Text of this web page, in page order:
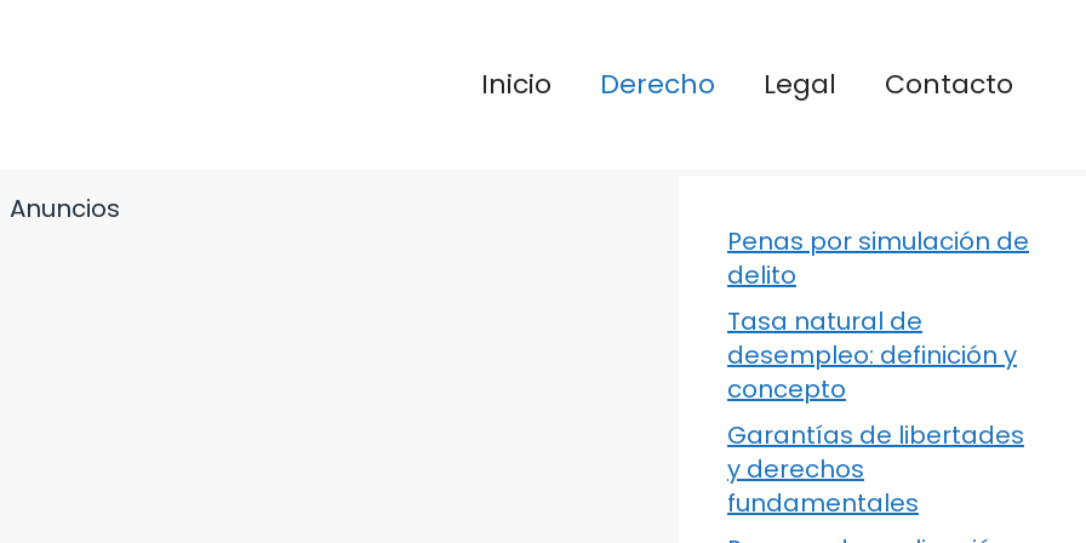
Inicio Derecho Legal Contacto
Anuncios
Penas por simulación de
delito
Tasa natural de
desempleo: definición y
concepto
Garantías de libertades
y derechos
fundamentales